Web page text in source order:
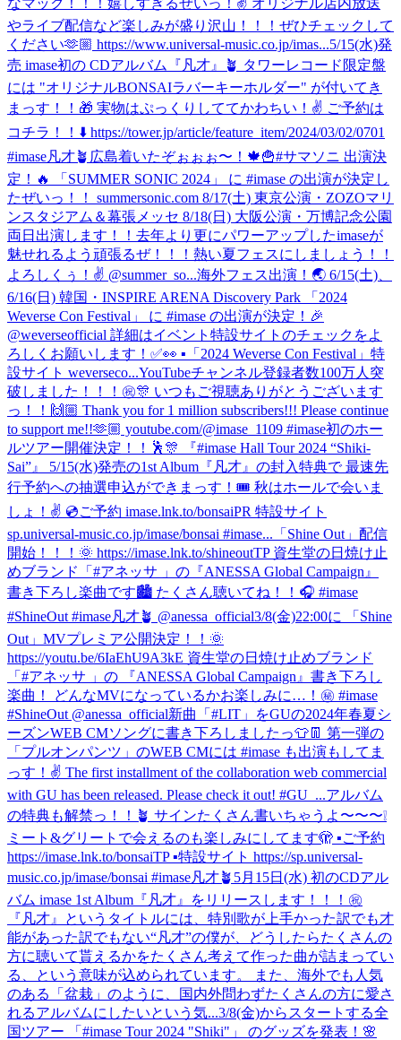
やライブ配信など楽しみが盛り沢山！！！ぜひチェックして
ください🫶🏼 https://www.universal-music.co.jp/imas...5/15(水)発
売 imase初の CDアルバム『凡才』🪴 タワーレコード限定盤
には "オリジナルBONSAIラバーキーホルダー" が付いてき
まっす！！🎁 実物はぷっくりしててかわちい！✌️ ご予約は
コチラ！！⬇️ https://tower.jp/article/feature_item/2024/03/02/0701
#imase凡才🪴 広島着いたぞぉぉぉ〜！🍁🍟#サマソニ 出演決
定！🔥 「SUMMER SONIC 2024」 に #imase の出演が決定し
たぜいっ！！ summersonic.com 8/17(土) 東京公演・ZOZOマリ
ンスタジアム＆幕張メッセ 8/18(日) 大阪公演・万博記念公園
両日出演します！！去年より更にパワーアップしたimaseが
魅せれるよう頑張るぜ！！！熱い夏フェスにしましょう！！
よろしくぅ！✌️ @summer_so...海外フェス出演！🌏 6/15(土)、
6/16(日) 韓国・INSPIRE ARENA Discovery Park 「2024
Weverse Con Festival」 に #imase の出演が決定！🎉
@weverseofficial 詳細はイベント特設サイトのチェックをよ
ろしくお願いします！✅👀 ▪「2024 Weverse Con Festival」特
設サイト weverseco...YouTubeチャンネル登録者数100万人突
破しました！！！㊗️🎊 いつもご視聴ありがとうございます
っ！！🙌🏼 Thank you for 1 million subscribers!!! Please continue
to support me!!🫶🏼 youtube.com/@imase_1109 #imase初のホー
ルツアー開催決定！！🕺🎊 『#imase Hall Tour 2024 “Shiki-
Sai”』 5/15(水)発売の1st Album『凡才』の封入特典で 最速先
行予約への抽選申込ができまっす！🎟 秋はホールで会いま
しょ！✌️ 💿ご予約 imase.lnk.to/bonsaiPR 特設サイト
sp.universal-music.co.jp/imase/bonsai #imase... 「Shine Out」配信
開始！！！🌞 https://imase.lnk.to/shineoutTP 資生堂の日焼け止
めブランド「#アネッサ 」の『ANESSA Global Campaign』
書き下ろし楽曲です🏙️ たくさん聴いてね！！🎧 #imase
#ShineOut #imase凡才🪴 @anessa_official3/8(金)22:00に 「Shine
Out」MVプレミア公開決定！！🌞
https://youtu.be/6IaEhU9A3kE 資生堂の日焼け止めブランド
「#アネッサ 」の 『ANESSA Global Campaign』書き下ろし
楽曲！ どんなMVになっているかお楽しみに…！㊙️ #imase
#ShineOut @anessa_official新曲「#LIT」をGUの2024年春夏シ
ーズンWEB CMソングに書き下ろしましたっ👕👖 第一弾の
「プルオンパンツ」のWEB CMには #imase も出演もしてま
っす！✌️ The first installment of the collaboration web commercial
with GU has been released. Please check it out! #GU_...アルバム
の特典も解禁っ！！🪴 サインたくさん書いちゃうよ〜〜〜❕
ミート&グリートで会えるのも楽しみにしてます🫣 ▪️ご予約
https://imase.lnk.to/bonsaiTP ▪️特設サイト https://sp.universal-
music.co.jp/imase/bonsai #imase凡才🪴 5月15日(水) 初のCDアル
バム imase 1st Album『凡才』をリリースします！！！㊗
『凡才』というタイトルには、特別歌が上手かった訳でも才
能があった訳でもない“凡才”の僕が、どうしたらたくさんの
方に聴いて貰えるかをたくさん考えて作った曲が詰まってい
る、という意味が込められています。 また、海外でも人気
のある「盆栽」のように、国内外問わずたくさんの方に愛さ
れるアルバムにしたいという気...3/8(金)からスタートする全
国ツアー 「#imase Tour 2024 "Shiki"」 のグッズを発表！🌸